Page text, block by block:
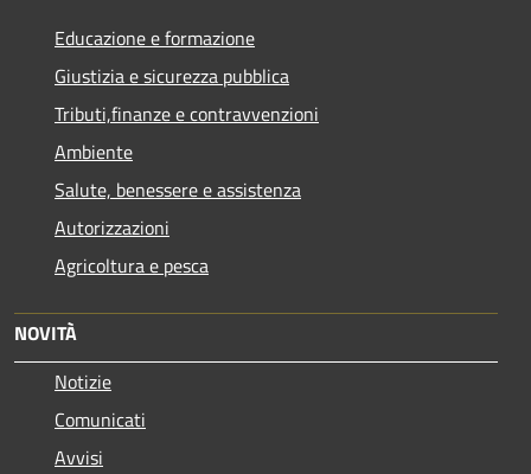
Educazione e formazione
Giustizia e sicurezza pubblica
Tributi,finanze e contravvenzioni
Ambiente
Salute, benessere e assistenza
Autorizzazioni
Agricoltura e pesca
NOVITÀ
Notizie
Comunicati
Avvisi